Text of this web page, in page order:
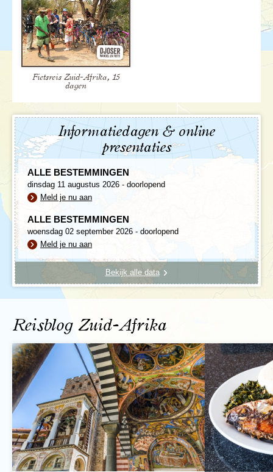
Fietsreis Zuid-Afrika, 15
dagen
Informatiedagen & online
presentaties
ALLE BESTEMMINGEN
dinsdag 11 augustus 2026 - doorlopend
Meld je nu aan
ALLE BESTEMMINGEN
woensdag 02 september 2026 - doorlopend
Meld je nu aan
Bekijk alle data
Reisblog Zuid-Afrika